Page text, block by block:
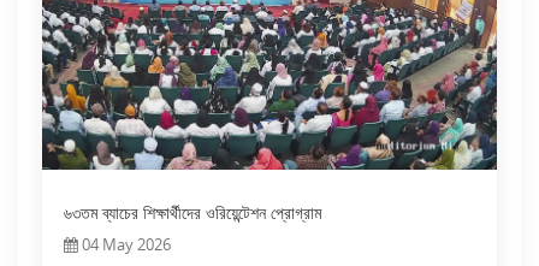
৬৩তম ব্যাচের শিক্ষার্থীদের ওরিয়েন্টেশন প্রোগ্রাম
04 May 2026